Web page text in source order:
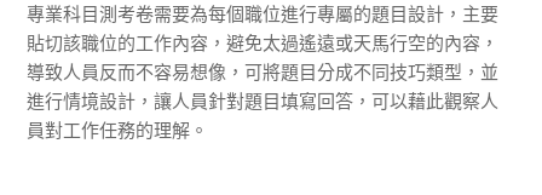
專業科目測考卷需要為每個職位進行專屬的題目設計，主要
貼切該職位的工作內容，避免太過遙遠或天馬行空的內容，
導致人員反而不容易想像，可將題目分成不同技巧類型，並
進行情境設計，讓人員針對題目填寫回答，可以藉此觀察人
員對工作任務的理解。